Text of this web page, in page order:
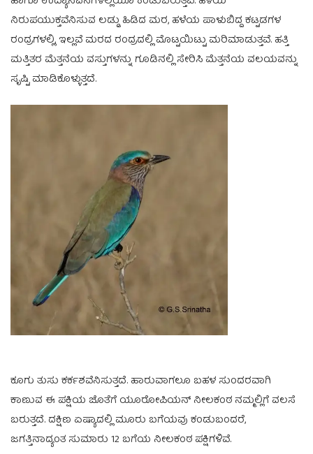
ನಿರುಪಯುಕ್ತವೆನಿಸುವ ಲಡ್ಡು ಹಿಡಿದ ಮರ, ಹಳೆಯ ಪಾಳುಬಿದ್ದ ಕಟ್ಟಡಗಳ
ರಂದ್ರಗಳಲ್ಲಿ, ಇಲ್ಲವೆ ಮರದ ರಂದ್ರದಲ್ಲಿ ಮೊಟ್ಟಯಿಟ್ಟು ಮರಿಮಾಡುತ್ತವೆ. ಹತ್ತಿ
ಮತ್ತಿತರ ಮೆತ್ತನೆಯ ವಸ್ತುಗಳನ್ನು ಗೂಡಿನಲ್ಲಿ ಸೇರಿಸಿ ಮೆತ್ತನೆಯ ವಲಯವನ್ನು
ಸೃಷ್ಟಿ ಮಾಡಿಕೊಳ್ಳುತ್ತದೆ.
ಕೂಗು ತುಸು ಕರ್ಕಶವೆನಿಸುತ್ತದೆ. ಹಾರುವಾಗಲೂ ಬಹಳ ಸುಂದರವಾಗಿ
ಕಾಣುವ ಈ ಪಕ್ಷಿಯ ಜೊತೆಗೆ ಯೂರೋಪಿಯನ್ ನೀಲಕಂಠ ನಮ್ಮಲ್ಲಿಗೆ ವಲಸೆ
ಬರುತ್ತದೆ. ದಕ್ಷಿಣ ಏಷ್ಯಾದಲ್ಲಿ ಮೂರು ಬಗೆಯವು ಕಂಡುಬಂದರೆ,
ಜಗತ್ತಿನಾದ್ಯಂತ ಸುಮಾರು 12 ಬಗೆಯ ನೀಲಕಂಠ ಪಕ್ಷಿಗಳಿವೆ.